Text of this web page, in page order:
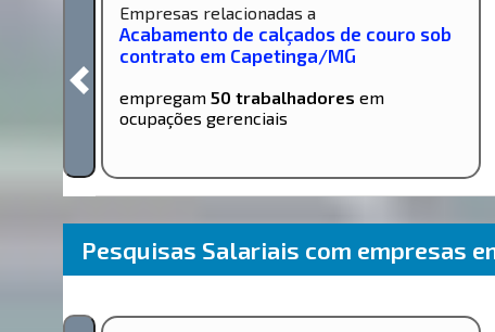
Empresas relacionadas a
Acabamento de calçados de couro sob
contrato em Capetinga/MG
empregam50 trabalhadores em
ocupações gerenciais
Pesquisas Salariais com empresas